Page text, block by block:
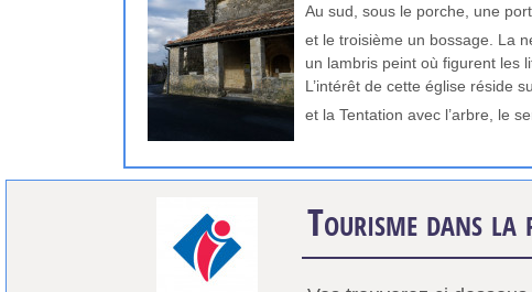
Au sud, sous le porche, une
et le troisième un bossage. La
un lambris peint où figurent les
L’intérêt de cette église réside
et la Tentation avec l’arbre, le
Tourisme dans la